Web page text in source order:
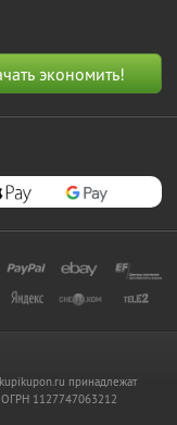
принадлежат
1127747063212